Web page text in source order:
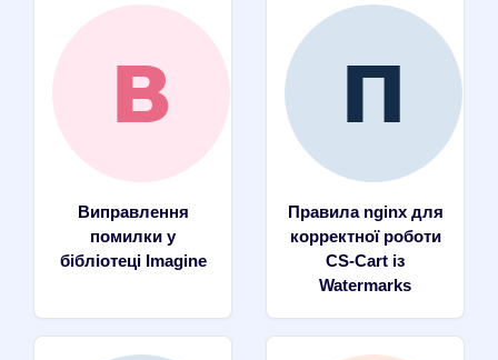
Виправлення
помилки у
бібліотеці Imagine
Правила nginx для
корректної роботи
CS-Cart із
Watermarks